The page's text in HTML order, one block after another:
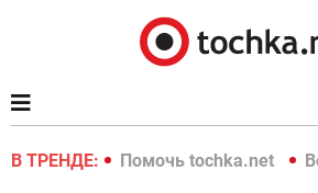
В ТРЕНДЕ:
2022 Помочь tochka.net